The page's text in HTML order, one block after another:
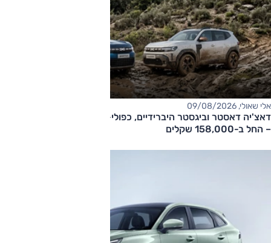
אלי שאולי, 09/08/2026
דאצ'יה דאסטר וביגסטר היברידיים, כפולי-הנעה עם תיבה אוטומטית
– החל ב-158,000 שקלים